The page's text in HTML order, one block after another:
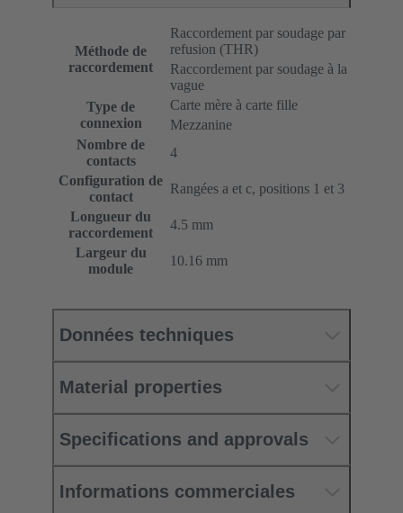
Méthode de
raccordement
Raccordement par soudage par
refusion (THR)
Raccordement par soudage à la
vague
Type de
connexion
Carte mère à carte fille
Mezzanine
Nombre de
contacts
4
Configuration de
contact
Rangées a et c, positions 1 et 3
Longueur du
raccordement
4.5 mm
Largeur du
module
10.16 mm
Données techniques
Material properties
Specifications and approvals
Informations commerciales